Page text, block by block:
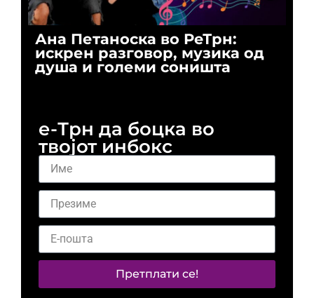
Ана Петаноска во РеТрн:
искрен разговор, музика од
душа и големи соништа
е-Трн да боцка во
твојот инбокс
Претплати се!